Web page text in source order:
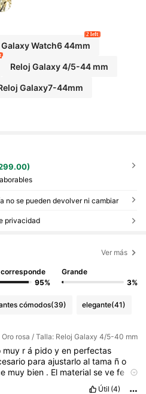
Galaxy Watch6 44mm
2 left
Reloj Galaxy 4/5-44 mm
Galaxy7-44mm
no se pueden devolver ni cambiar
privacidad
Ver más
95%
Grande
3%
cómodos(39) elegante(41)
Oro rosa / Talla: Reloj Galaxy 4/5-40 mm
muy r á pido y en perfectas
paraajustarloaltama ño
muy bien . El materialsevefe
caso
Útil (4)